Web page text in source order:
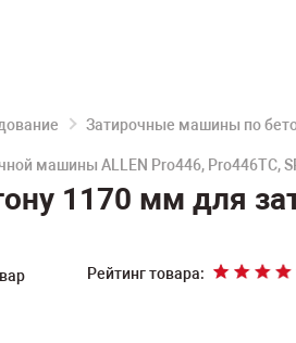
Затирочные машины по
машины ALLEN Pro446, Pro446TC,
1170 мм для
Рейтинг товара: